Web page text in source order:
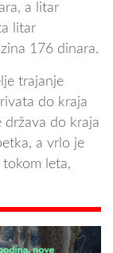
a litar
litar
176 dinara.
trajanje
do kraja
država do kraja
a vrlo je
leta,